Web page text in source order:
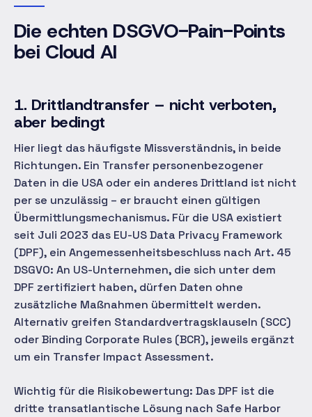
Die echten DSGVO-Pain-Points
bei Cloud AI
1. Drittlandtransfer – nicht verboten,
aber bedingt
Hier liegt das häufigste Missverständnis, in beide
Richtungen. Ein Transfer personenbezogener
Daten in die USA oder ein anderes Drittland ist nicht
per se unzulässig – er braucht einen gültigen
Übermittlungsmechanismus. Für die USA existiert
seit Juli 2023 das EU-US Data Privacy Framework
(DPF), ein Angemessenheitsbeschluss nach Art. 45
DSGVO: An US-Unternehmen, die sich unter dem
DPF zertifiziert haben, dürfen Daten ohne
zusätzliche Maßnahmen übermittelt werden.
Alternativ greifen Standardvertragsklauseln (SCC)
oder Binding Corporate Rules (BCR), jeweils ergänzt
um ein Transfer Impact Assessment.
Wichtig für die Risikobewertung: Das DPF ist die
dritte transatlantische Lösung nach Safe Harbor